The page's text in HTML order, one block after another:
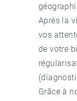
Après la
vos
de votre
Grâce à